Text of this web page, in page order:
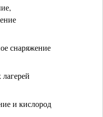
снаряжение
и кислород